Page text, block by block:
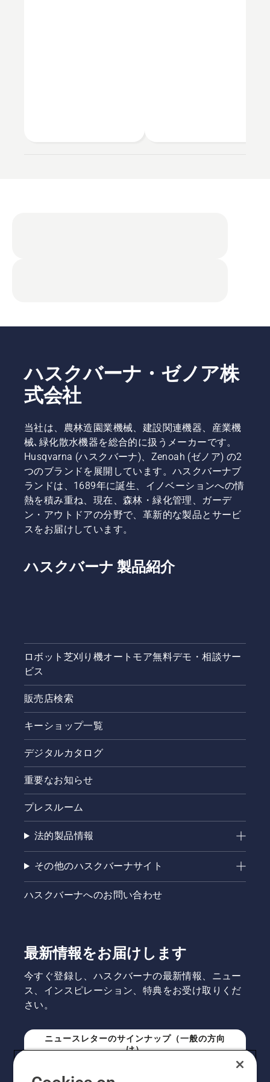
ハスクバーナ・ゼノア株
式会社
当社は、農林造園業機械、建設関連機器、産業機
械､緑化散水機器を総合的に扱うメーカーです。
Husqvarna (ハスクバーナ)、Zenoah (ゼノア) の2
つのブランドを展開しています。ハスクバーナブ
ランドは、1689年に誕生、イノベーションへの情
熱を積み重ね、現在、森林・緑化管理、ガーデ
ン・アウトドアの分野で、革新的な製品とサービ
スをお届けしています。
ハスクバーナ 製品紹介
ロボット芝刈り機オートモア無料デモ・相談サー
ビス
販売店検索
キーショップ一覧
デジタルカタログ
重要なお知らせ
プレスルーム
法的製品情報
その他のハスクバーナサイト
ハスクバーナへのお問い合わせ
最新情報をお届けします
今すぐ登録し、ハスクバーナの最新情報、ニュー
ス、インスピレーション、特典をお受け取りくだ
さい。
ニュースレターのサインナップ（一般の方向
け）